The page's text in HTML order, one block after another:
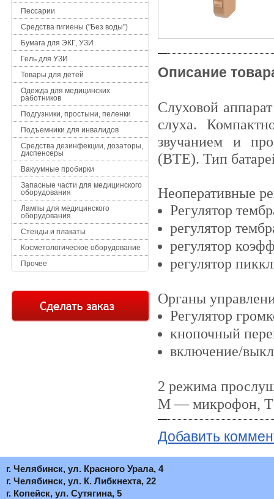
Пессарии
Средства гигиены ("Без воды")
Бумага для ЭКГ, УЗИ
Гель для УЗИ
Товары для детей
Одежда для медицинских
работников
Подгузники, простыни, пеленки
Подъемники для инвалидов
Средства дезинфекции, дозаторы,
диспенсеры
Вакуумные пробирки
Запасные части для медицинского
оборудования
Лампы для медицинского
оборудования
Стенды и плакаты
Косметологическое оборудование
Прочее
Описание
Слуховой
слуха.
звучанием и
(BTE). Тип
Неоперативные
Регулятор
регулятор
регулятор
регулятор
Органы
Регулятор
кнопочный
включение/
2 режима
М — микрофон, Т
Добавить
г. Челябинск, ул. Красного Урала, 4
г. Челябинск, ул. К. Либкнехта, 22
г. Копейск, ул. Сутягина, 5